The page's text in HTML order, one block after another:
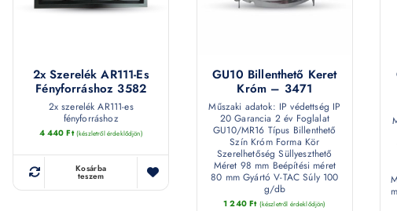
2x Szerelék AR111-Es
Fényforráshoz 3582
2x szerelék AR111-es
fényforráshoz
4 440Ft (készletről érdeklődjön)
Kosárba
teszem
GU10 Billenthető Keret
Króm – 3471
Műszaki adatok: IP védettség IP
20 Garancia 2 év Foglalat
GU10/MR16 Típus Billenthető
Szín Króm Forma Kör
Szerelhetőség Süllyeszthető
Méret 98 mm Beépítési méret
80 mm Gyártó V-TAC Súly 100
g/db
1 240Ft (készletről érdeklődjön)